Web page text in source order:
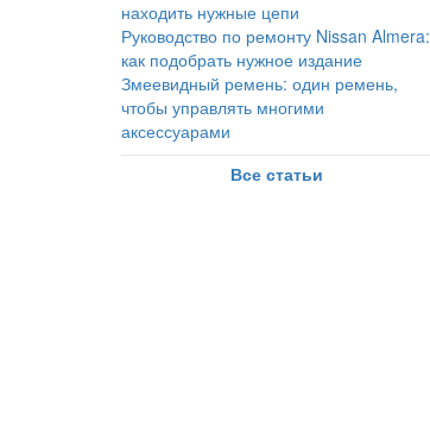
находить нужные цепи
Руководство по ремонту Nissan Almera:
как подобрать нужное издание
Змеевидный ремень: один ремень,
чтобы управлять многими
аксессуарами
Все статьи